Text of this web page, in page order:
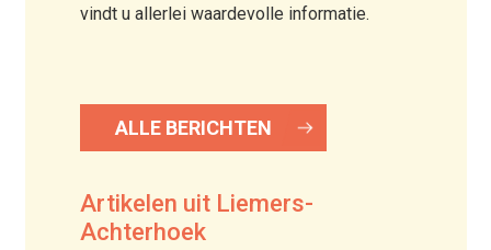
vindt u allerlei waardevolle informatie.
ALLE BERICHTEN
Artikelen uit Liemers-
Achterhoek